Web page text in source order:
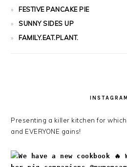
FESTIVE PANCAKE PIE
SUNNY SIDES UP
FAMILY.EAT.PLANT.
INSTAGRAM
Presenting a killer kitchen for which
and EVERYONE gains!